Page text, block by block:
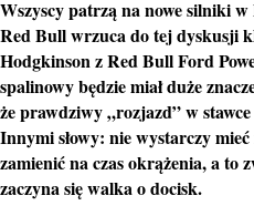
Wszyscy patrzą na nowe silniki
Red Bull wrzuca do tej dyskusji
Hodgkinson z Red Bull Ford
spalinowybędzie miał duże
że prawdziwy „rozjazd” w
Innymi słowy: nie wystarczy
zamienić na czas okrążenia, a to
zaczyna się walka o docisk.